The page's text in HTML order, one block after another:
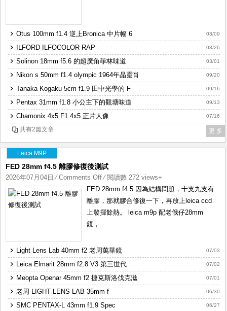
的
頂
流
菲
林
味
03/09
Otus 100mm f1.4 逆上Bronica 中片幅 6
03/26
ILFORD ILFOCOLOR RAP
03/01
Solinon 18mm f5.6 的超廣角菲林味道
09/20
Nikon s 50mm f1.4 olympic 1964年晶靈肖
09/16
Tanaka Kogaku 5cm f1.9 田中光學的 F
09/13
Pentax 31mm f1.8 小公主下的觀塘味道
07/16
Chamonix 4x5 F1 4x5 正片人像
共有2篇文章 更 多
Leica M9P
FED 28mm f4.5 離膠修復後測試
2026年07月04日 ⁄Comments Offon
FED
28mm
f4.5
復
後
測
試
⁄ 閱讀數 272 views+
FED 28mm f4.5 因為結構問題，十支九支有
離膠，那就膠合修復一下，再放上leica ccd
上發揮餘熱。 leica m9p 配老俄仔28mm
鏡，...
07/03
Light Lens Lab 40mm f2 老周萬華鏡
07/02
Leica Elmarit 28mm f2.8 V3 第三世代
07/01
Meopta Openar 45mm f2 捷克斯洛伐克滋
06/30
老周 LIGHT LENS LAB 35mm f
06/27
SMC PENTAX-L 43mm f1.9 Spec